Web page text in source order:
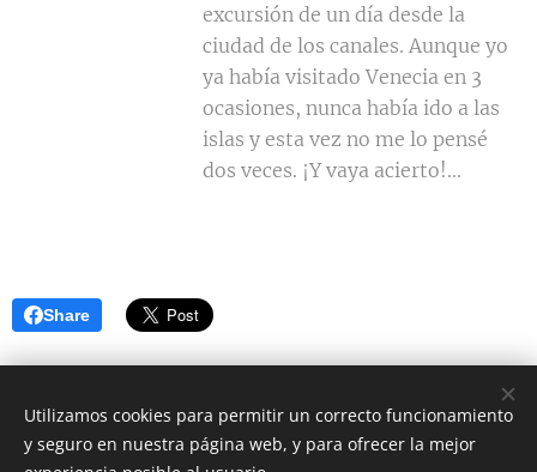
excursión de un día desde la
ciudad de los canales. Aunque yo
ya había visitado Venecia en 3
ocasiones, nunca había ido a las
islas y esta vez no me lo pensé
dos veces. ¡Y vaya acierto!...
Share
Utilizamos cookies para permitir un correcto funcionamiento
y seguro en nuestra página web, y para ofrecer la mejor